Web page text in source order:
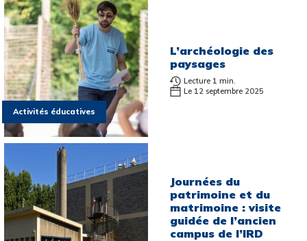
Activités éducatives
L’archéologie des
paysages
Lecture 1 min.
Le 12 septembre 2025
Journées du
patrimoine et du
matrimoine : visite
guidée de l’ancien
campus de l’IRD